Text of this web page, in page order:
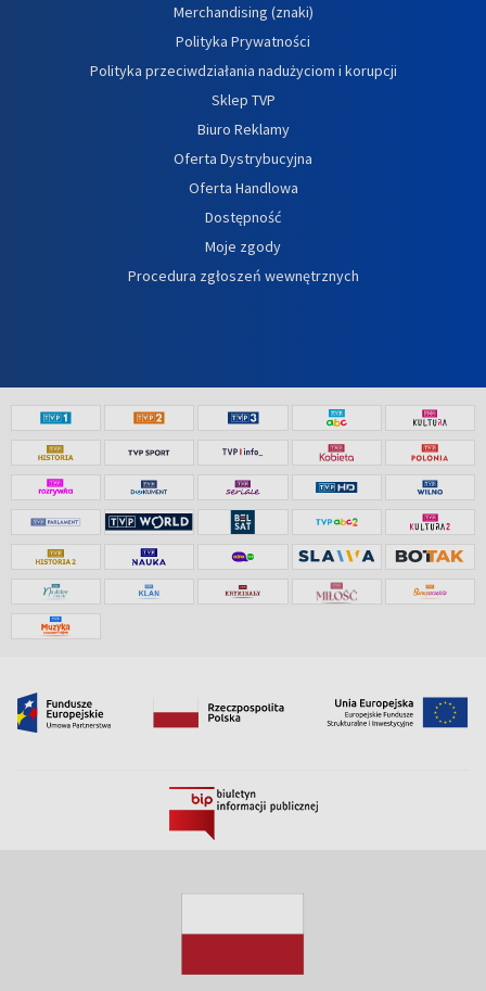
Merchandising (znaki)
Polityka Prywatności
Polityka przeciwdziałania nadużyciom i korupcji
Sklep TVP
Biuro Reklamy
Oferta Dystrybucyjna
Oferta Handlowa
Dostępność
Moje zgody
Procedura zgłoszeń wewnętrznych